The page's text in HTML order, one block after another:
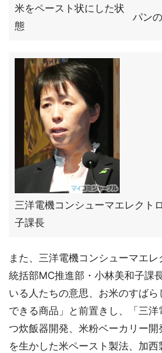
米をペースト状にした状
態
パン
三洋電機コンシューマエレクト
子課長
また、三洋電機コンシューマエ
統括部MC推進部・小林美和子課
いる人たちの意思、お米のすば
できる商品」と前置きし、「三
つ炊飯器開発、米粉ベーカリー開
を生かした米ペースト製法、加